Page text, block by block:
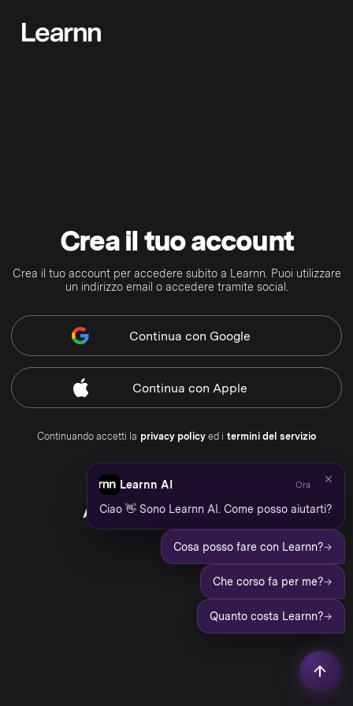
Crea il tuo account
Crea il tuo account per accedere subito a Learnn. Puoi utilizzare
un indirizzo email o accedere tramite social.
Continua con Google
Continua con Apple
Continuando accetti la privacy policy ed i termini del servizio
Accedi al tuo account Learnn
Learnn AI Ora
Ciao 👋 Sono Learnn AI. Come posso aiutarti?
Cosa posso fare con Learnn?→
Che corso fa per me?→
Quanto costa Learnn?→